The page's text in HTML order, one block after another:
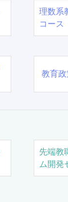
理数系
コース
教育
先端教
ム開発